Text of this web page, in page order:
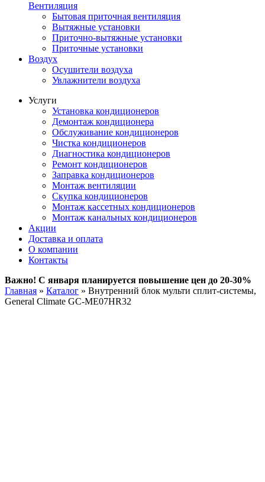
Вентиляция
Бытовая приточная вентиляция
Вытяжные установки
Приточно-вытяжные установки
Приточные установки
Воздух
Осушители воздуха
Увлажнители воздуха
Услуги
Установка кондиционеров
Демонтаж кондиционера
Обслуживание кондиционеров
Чистка кондиционеров
Диагностика кондиционеров
Ремонт кондиционеров
Заправка кондиционеров
Монтаж вентиляции
Скупка кондиционеров
Монтаж кассетных кондиционеров
Монтаж канальных кондиционеров
Акции
Доставка и оплата
О компании
Контакты
Важно! С января планируется повышение цен до 20-30%
Главная » Каталог » Внутренний блок мульти сплит-системы,
General Climate GC-ME07HR32